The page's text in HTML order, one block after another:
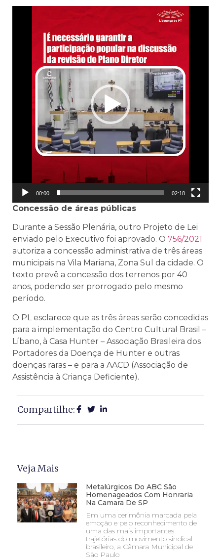
00:00 02:18
Concessão de áreas públicas
Durante a Sessão Plenária, outro Projeto de Lei
enviado pelo Executivo foi aprovado. O 756/2021
autoriza a concessão administrativa de três áreas
municipais na Vila Mariana, Zona Sul da cidade. O
texto prevê a concessão dos terrenos por 40
anos, podendo ser prorrogado pelo mesmo
período.
O PL esclarece que as três áreas serão concedidas
para a implementação do Centro Cultural Brasil –
Líbano, à Casa Hunter – Associação Brasileira dos
Portadores da Doença de Hunter e outras
doenças raras – e para a AACD (Associação de
Assistência à Criança Deficiente).
Compartilhe:
Veja Mais
Metalúrgicos Do ABC São
Homenageados Com Honraria
Na Camara De SP
Em uma cerimônia marcada pela
emoção e pelo reconhecimento de
uma das mais importantes
trajetórias do movimento sindical
brasileiro, a Câmara Municipal de
São Paulo